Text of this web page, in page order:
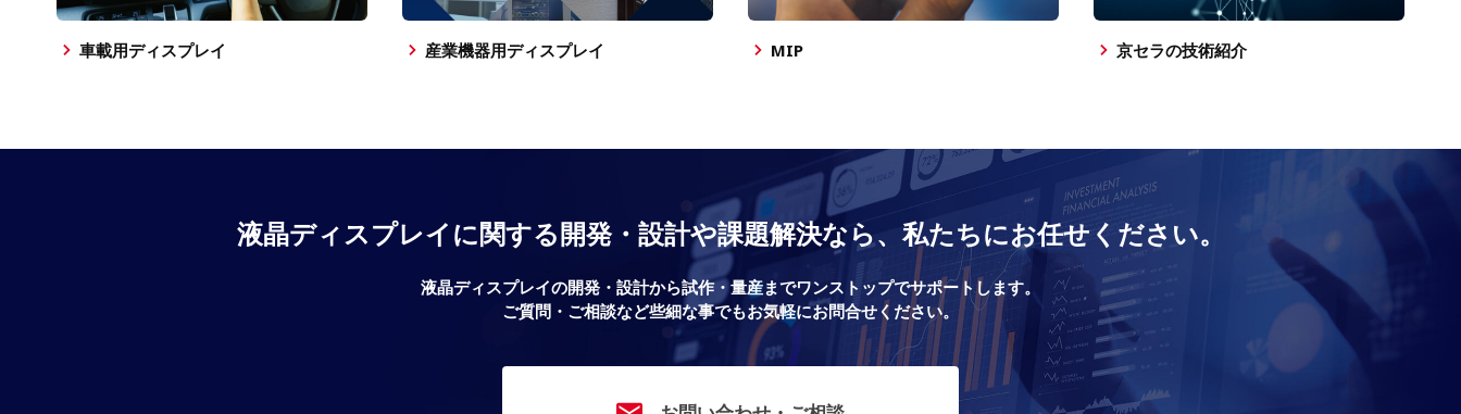
車載用ディスプレイ 産業機器用ディスプレイ MIP 京セラの技術紹介
液晶ディスプレイに関する開発・設計や課題解決なら、私たちにお任せください。
液晶ディスプレイの開発・設計から試作・量産までワンストップでサポートします。
ご質問・ご相談など些細な事でもお気軽にお問合せください。